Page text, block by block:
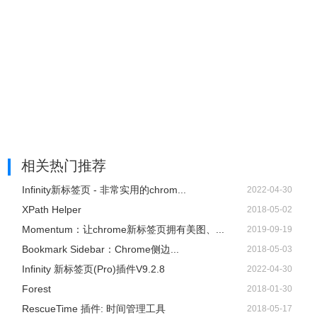
相关热门推荐
Infinity新标签页 - 非常实用的chrom... 2022-04-30
XPath Helper 2018-05-02
Momentum：让chrome新标签页拥有美图、... 2019-09-19
Bookmark Sidebar：Chrome侧边... 2018-05-03
Infinity 新标签页(Pro)插件V9.2.8 2022-04-30
Forest 2018-01-30
RescueTime 插件: 时间管理工具 2018-05-17